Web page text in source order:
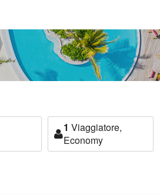
1 Viaggiatore,
Economy